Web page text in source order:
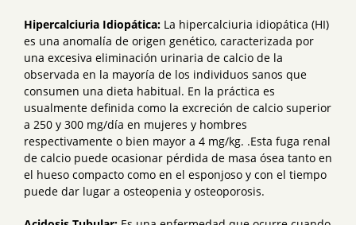
Hipercalciuria Idiopática: La hipercalciuria idiopática (HI)
es una anomalía de origen genético, caracterizada por
una excesiva eliminación urinaria de calcio de la
observada en la mayoría de los individuos sanos que
consumen una dieta habitual. En la práctica es
usualmente definida como la excreción de calcio superior
a 250 y 300 mg/día en mujeres y hombres
respectivamente o bien mayor a 4 mg/kg. .Esta fuga renal
de calcio puede ocasionar pérdida de masa ósea tanto en
el hueso compacto como en el esponjoso y con el tiempo
puede dar lugar a osteopenia y osteoporosis.